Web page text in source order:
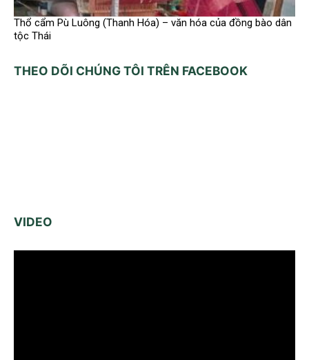
Thổ cẩm Pù Luông (Thanh Hóa) – văn hóa của đồng bào dân
tộc Thái
THEO DÕI CHÚNG TÔI TRÊN FACEBOOK
VIDEO